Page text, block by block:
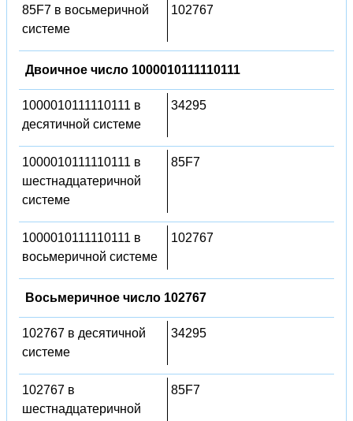
85F7 в восьмеричной
системе
102767
Двоичное число 1000010111110111
1000010111110111 в
десятичной системе
34295
1000010111110111 в
шестнадцатеричной
системе
85F7
1000010111110111 в
восьмеричной системе
102767
Восьмеричное число 102767
102767 в десятичной
системе
34295
102767 в
шестнадцатеричной
85F7